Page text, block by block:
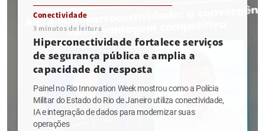
Conectividade
3 minutos de leitura
Hiperconectividade fortalece serviços
de segurança pública e amplia a
capacidade de resposta
Painel no Rio Innovation Week mostrou como a Polícia
Militar do Estado do Rio de Janeiro utiliza conectividade,
IA e integração de dados para modernizar suas
operações